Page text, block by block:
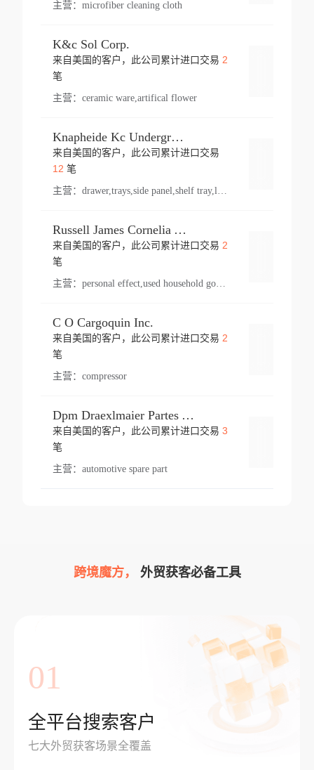
主营： microfiber cleaning cloth
K&c Sol Corp.
来自美国的客户，此公司累计进口交易 2
笔
主营： ceramic ware,artifical flower
Knapheide Kc Underground
来自美国的客户，此公司累计进口交易
12 笔
主营：
Russell James Cornelia Arlington Va
来自美国的客户，此公司累计进口交易 2
笔
主营： personal effect,used household goods
C O Cargoquin Inc.
来自美国的客户，此公司累计进口交易 2
笔
主营： compressor
Dpm Draexlmaier Partes Automotrices Corr Ind Huejotzingo
来自美国的客户，此公司累计进口交易 3
笔
主营： automotive spare part
跨境魔方， 外贸获客必备工具
01
全平台搜索客户
七大外贸获客场景全覆盖